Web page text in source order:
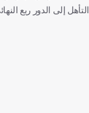
التأهل إلى الدور ربع